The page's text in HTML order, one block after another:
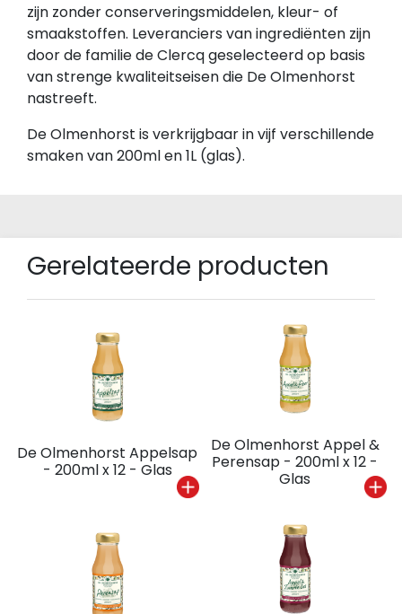
zijn zonder conserveringsmiddelen, kleur- of
smaakstoffen. Leveranciers van ingrediënten zijn
door de familie de Clercq geselecteerd op basis
van strenge kwaliteitseisen die De Olmenhorst
nastreeft.
De Olmenhorst is verkrijgbaar in vijf verschillende
smaken van 200ml en 1L (glas).
Gerelateerde producten
De Olmenhorst Appelsap
- 200ml x 12 - Glas
De Olmenhorst Appel &
Perensap - 200ml x 12 -
Glas